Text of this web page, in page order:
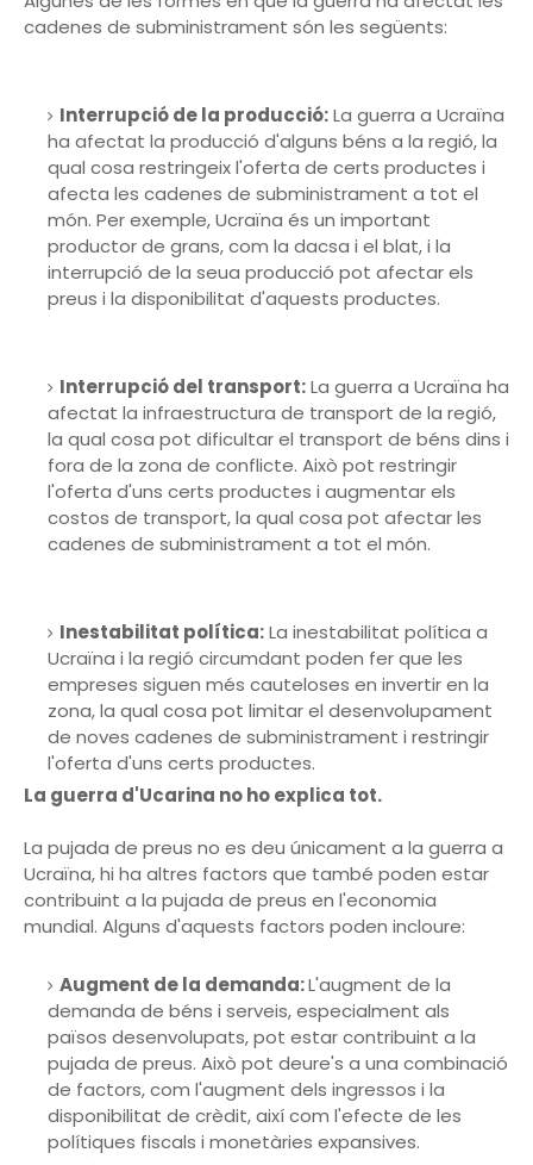
cadenes de subministrament són les següents:
Interrupció de la producció:La guerra a Ucraïna
ha afectat la producció d'alguns béns a la regió, la
qual cosa restringeix l'oferta de certs productes i
afecta les cadenes de subministrament a tot el
món. Per exemple, Ucraïna és un important
productor de grans, com la dacsa i el blat, i la
interrupció de la seua producció pot afectar els
preus i la disponibilitat d'aquests productes.
Interrupció del transport:La guerra a Ucraïna ha
afectat la infraestructura de transport de la regió,
la qual cosa pot dificultar el transport de béns dins i
fora de la zona de conflicte. Això pot restringir
l'oferta d'uns certs productes i augmentar els
costos de transport, la qual cosa pot afectar les
cadenes de subministrament a tot el món.
Inestabilitat política:La inestabilitat política a
Ucraïna i la regió circumdant poden fer que les
empreses siguen més cauteloses en invertir en la
zona, la qual cosa pot limitar el desenvolupament
de noves cadenes de subministrament i restringir
l'oferta d'uns certs productes.
La guerra d'Ucarina no ho explica tot.
La pujada de preus no es deu únicament a la guerra a
Ucraïna, hi ha altres factors que també poden estar
contribuint a la pujada de preus en l'economia
mundial. Alguns d'aquests factors poden incloure:
Augment de la demanda:L'augment de la
demanda de béns i serveis, especialment als
països desenvolupats, pot estar contribuint a la
pujada de preus. Això pot deure's a una combinació
de factors, com l'augment dels ingressos i la
disponibilitat de crèdit, així com l'efecte de les
polítiques fiscals i monetàries expansives.